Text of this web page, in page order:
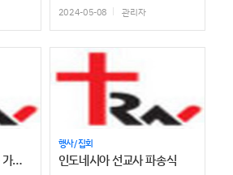
2024-05-08 관리자
2019년 기쁨의 한걸음 가을잔치
행사/집회
인도네시아 선교사 파송식